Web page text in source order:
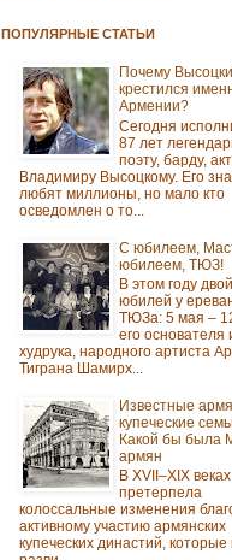
ПОПУЛЯРНЫЕ СТАТЬИ
Почему
крестился
Армении?
Сегодня
87 лет
поэту, барду,
Владимиру Высоцкому. Его
любят миллионы, но мало кто
осведомлен о то...
С юбилеем,
юбилеем, ТЮЗ!
В этом году
юбилей у
ТЮЗа: 5 мая –
его основателя
худрука, народного артиста
Тиграна Шамирх...
Известные
купеческие
Какой бы была
армян
В XVII–XIX
претерпела
колоссальные изменения
активному участию армянских
купеческих династий, которые